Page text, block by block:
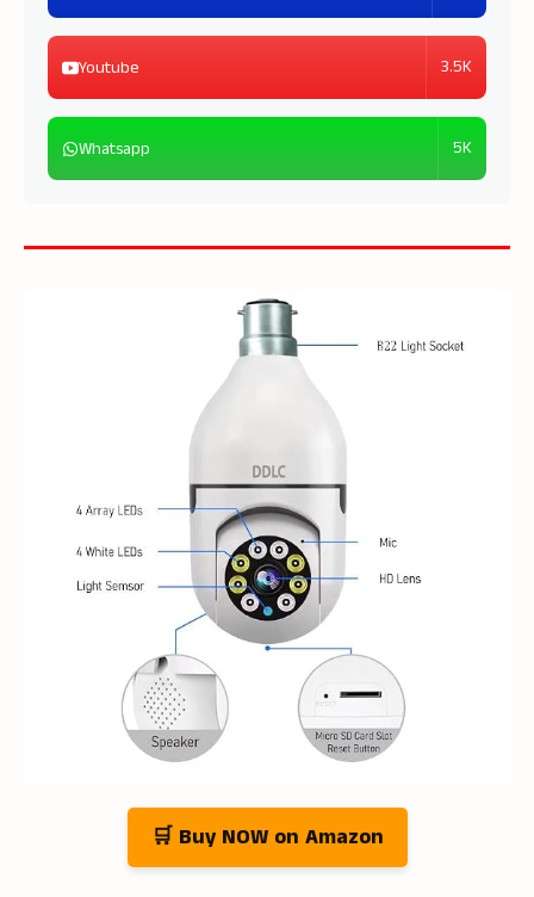
Youtube 3.5K
Whatsapp 5K
🛒 Buy NOW on Amazon